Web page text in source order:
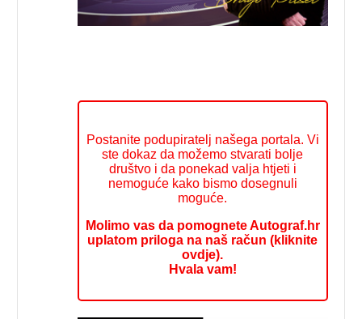
Postanite podupiratelj našega portala. Vi
ste dokaz da možemo stvarati bolje
društvo i da ponekad valja htjeti i
nemoguće kako bismo dosegnuli
moguće.
Molimo vas da pomognete Autograf.hr
uplatom priloga na naš račun (kliknite
ovdje).
Hvala vam!